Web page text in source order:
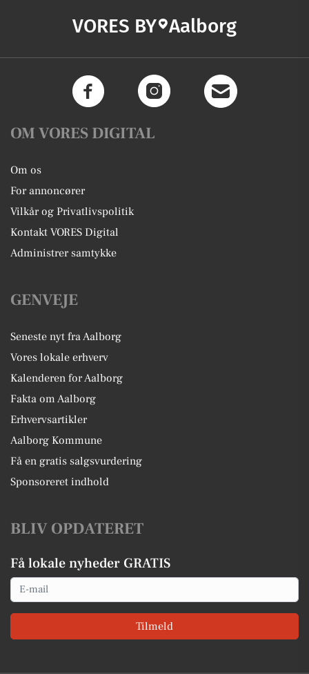
VORES BY Aalborg
OM VORES DIGITAL
Om os
For annoncører
Vilkår og Privatlivspolitik
Kontakt VORES Digital
Administrer samtykke
GENVEJE
Seneste nyt fra Aalborg
Vores lokale erhverv
Kalenderen for Aalborg
Fakta om Aalborg
Erhvervsartikler
Aalborg Kommune
Få en gratis salgsvurdering
Sponsoreret indhold
BLIV OPDATERET
Få lokale nyheder GRATIS
Email
Tilmeld